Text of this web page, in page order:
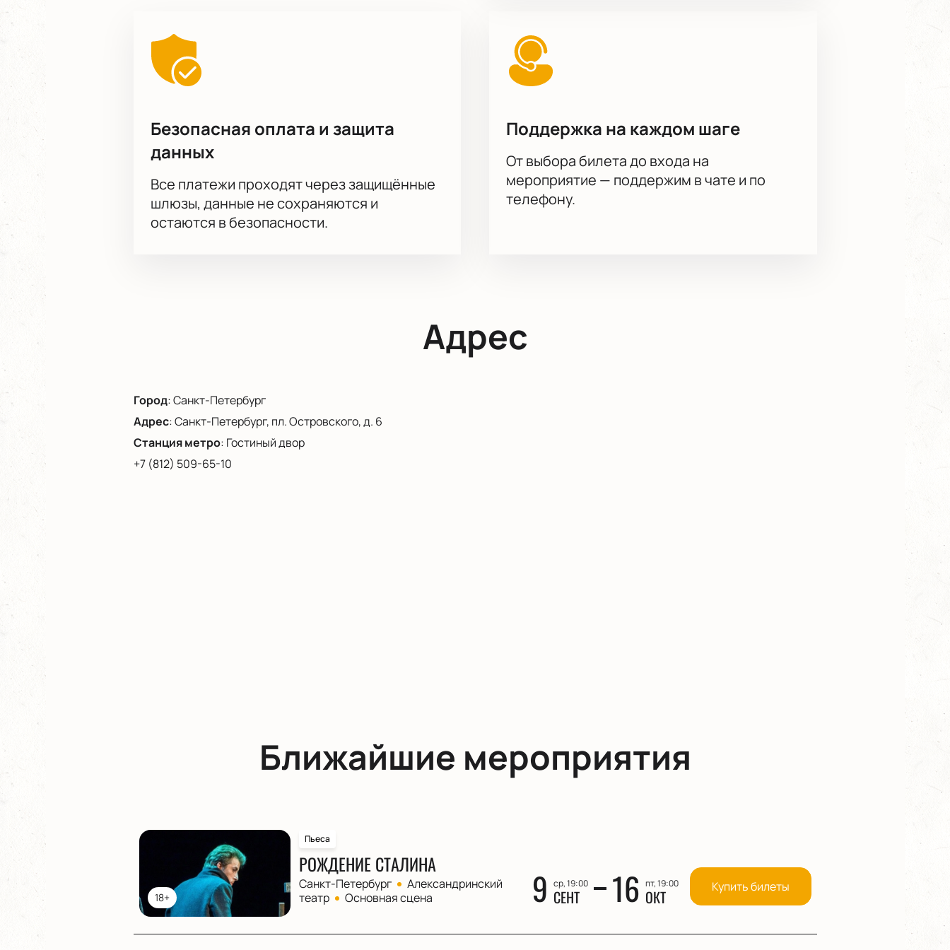
вопросы о правилах посещения.
После оплаты электронные билеты поступят на ваш e-mail или будут доступны для скачивания с сайта. На нашем сайте вы
заранее узнаете стоимость билета по выбранному сектору. Афиша события обновляется — следите за новостями.
Безопасная оплата и защита
данных
Все платежи проходят через защищённые
шлюзы, данные не сохраняются и
остаются в безопасности.
Поддержка на каждом шаге
От выбора билета до входа на
мероприятие — поддержим в чате и по
телефону.
Адрес
Город:Санкт-Петербург
Адрес:Санкт-Петербург, пл. Островского, д. 6
Станция метро: Гостиный двор
+7 (812) 509-65-10
Ближайшие мероприятия
18+
Пьеса
РОЖДЕНИЕ СТАЛИНА
Санкт-Петербург
Александринский
театр
Основная сцена 9 ср, 19:00
СЕНТ 16 пт, 19:00
ОКТ Купить билеты